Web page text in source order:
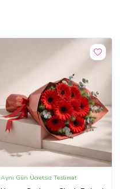
Aynı Gün Ücretsiz Teslimat